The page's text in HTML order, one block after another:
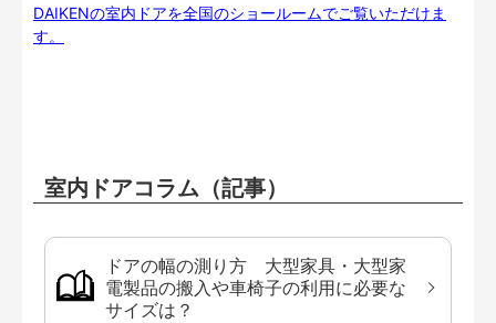
DAIKENの室内ドアを全国のショールームでご覧いただけま
す。
室内ドアコラム（記事）
ドアの幅の測り方 大型家具・大型家
電製品の搬入や車椅子の利用に必要な
サイズは？